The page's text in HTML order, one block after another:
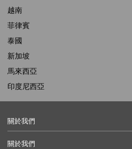
越南
菲律賓
泰國
新加坡
馬來西亞
印度尼西亞
關於我們
關於我們